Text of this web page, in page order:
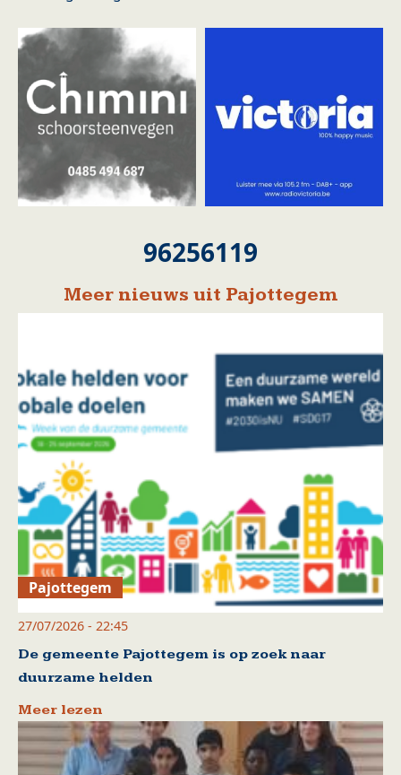
96256119
Meer nieuws uit Pajottegem
Pajottegem
27/07/2026 - 22:45
De gemeente Pajottegem is op zoek naar
duurzame helden
Meer lezen